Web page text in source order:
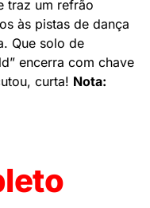
traz um refrão
às pistas de dança
Que solo de
encerra com chave
curta! Nota: